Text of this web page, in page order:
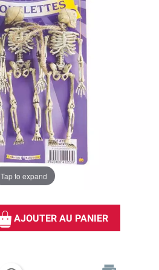
Tap to expand
AJOUTER AU PANIER